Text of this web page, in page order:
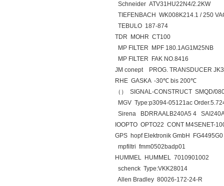
Schneider ATV31HU22N4/2.2KW
TIEFENBACH WK008K214.1 / 250
TEBULO 187-874
TDR MOHR CT100
MP FILTER MPF 180.1AG1M25NB
MP FILTER FAK NO.8416
JM conept PROG. TRANSDUCER
RHE GASKA -30℃ bis 200℃
（） SIGNAL-CONSTRUCT SMQD/
MGV Type:p3094-05121ac
Sirena BDRRAALB240A5 4
IOOPTO OPTO22 CONT M4SENET-
GPS hopf Elektronik GmbH FG4495G0
mpfiltri fmm0502badp01
HUMMEL HUMMEL 7010901002
schenck Type:VKK28014
Allen Bradley 80026-172-24-R